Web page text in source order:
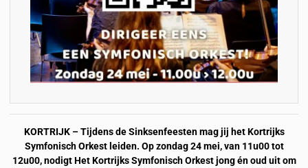
KORTRIJK – Tijdens de Sinksenfeesten mag jij het Kortrijks
Symfonisch Orkest leiden. Op zondag 24 mei, van 11u00 tot
12u00, nodigt Het Kortrijks Symfonisch Orkest jong én oud uit om